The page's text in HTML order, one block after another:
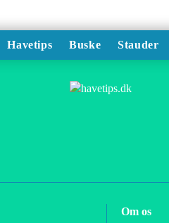
Havetips Buske Stauder
Om os